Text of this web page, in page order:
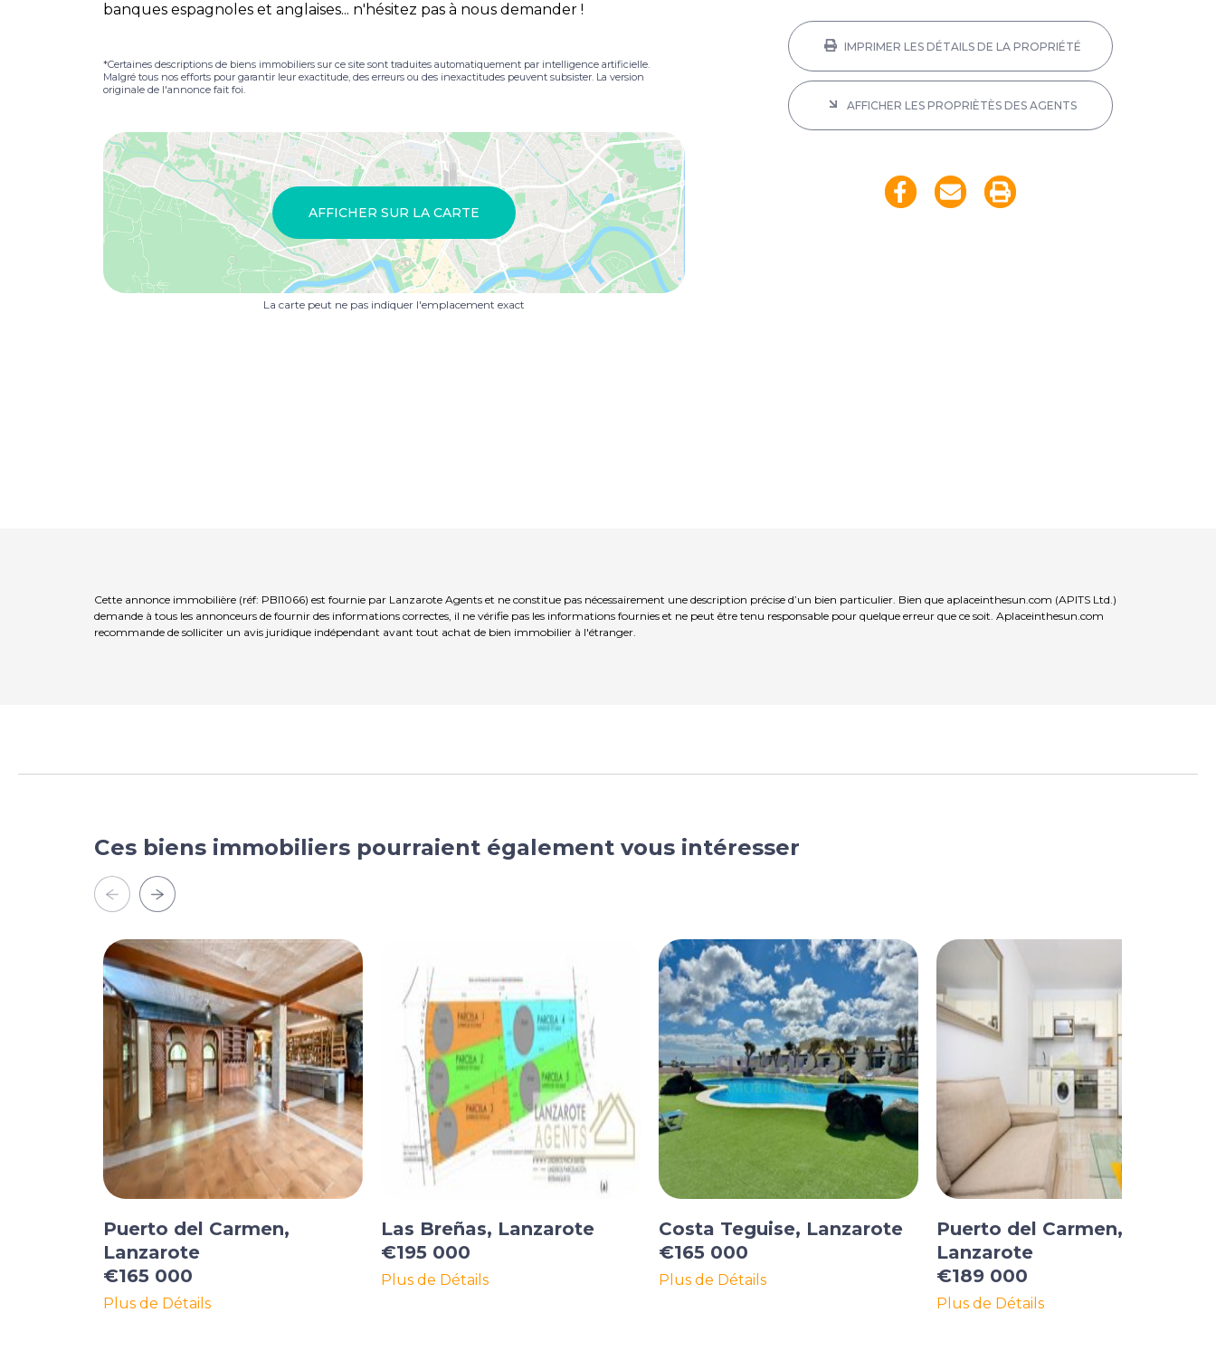
banques espagnoles et anglaises... n'hésitez pas à nous demander !
*Certaines descriptions de biens immobiliers sur ce site sont traduites automatiquement par intelligence artificielle.
Malgré tous nos efforts pour garantir leur exactitude, des erreurs ou des inexactitudes peuvent subsister. La version
originale de l'annonce fait foi.
AFFICHER SUR LA CARTE
La carte peut ne pas indiquer l'emplacement exact
IMPRIMER LES DÉTAILS DE LA PROPRIÉTÉ
AFFICHER LES PROPRIÈTÈS DES AGENTS
Cette annonce immobilière (réf: PBI1066) est fournie par Lanzarote Agents et ne constitue pas nécessairement une description précise d’un bien particulier. Bien que aplaceinthesun.com (APITS Ltd.)
demande à tous les annonceurs de fournir des informations correctes, il ne vérifie pas les informations fournies et ne peut être tenu responsable pour quelque erreur que ce soit. Aplaceinthesun.com
recommande de solliciter un avis juridique indépendant avant tout achat de bien immobilier à l'étranger.
Ces biens immobiliers pourraient également vous intéresser
Puerto del Carmen,
Lanzarote
€165 000
Plus de Détails
Las Breñas, Lanzarote
€195 000
Plus de Détails
Costa Teguise, Lanzarote
€165 000
Plus de Détails
Puerto del Carmen,
Lanzarote
€189 000
Plus de Détails